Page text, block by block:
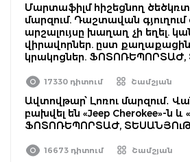
Մարտաֆիլմ հիշեցնող
մարզում. Դաշտավան գյուղում
արշալույսը խաղաղ չի եղել.
վիրավորներ. ըստ
կրակոցներ.
17330 դիտում Շամշյան
Ավտովթար՝ Լոռու մարզում․
բախվել են «Jeep Cherokee»-ն և
ՖՈՏՈՌԵՊՈՐՏԱԺ,
16673 դիտում Շամշյան